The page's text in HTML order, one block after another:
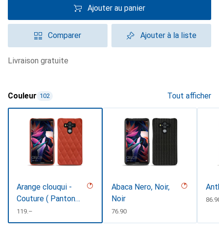
Ajouter au panier
Comparer Ajouter à la liste
livraison gratuite
Couleur 102 Tout afficher
Arange clouqui -
Couture ( Pantone
#D33108 )
CHF
119.–
Abaca Nero, Noir,
Noir
CHF
76.90
CHF